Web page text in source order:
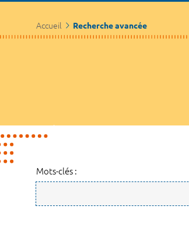
Accueil Recherche avancée
Mots-clés :